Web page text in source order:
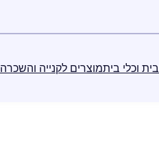
בית וכלי ביתמוצרים לקנייה והשכרה